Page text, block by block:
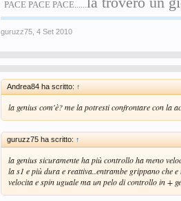
PACE PACE PACE......
guruzz75 4 Set 2010
Andrea84 ha scritto: ↑
la genius com'è? me la potresti confrontare con la
guruzz75 ha scritto: ↑
la genius sicuramente ha più controllo ha meno
la s1 e più dura e reattiva..entrambe grippano che
velocita e spin uguale ma un pelo di controllo in +